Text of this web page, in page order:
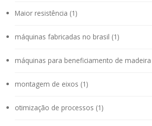
Maior resistência (1)
máquinas fabricadas no brasil (1)
máquinas para beneficiamento de madeira
montagem de eixos (1)
otimização de processos (1)